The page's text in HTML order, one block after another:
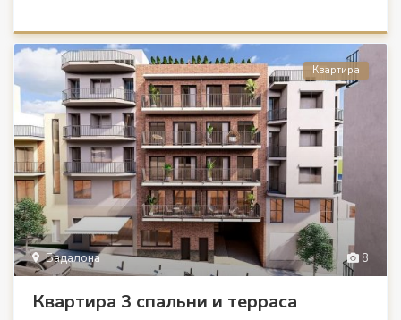
8
Бадалона
Квартира
Квартира 3 спальни и терраса